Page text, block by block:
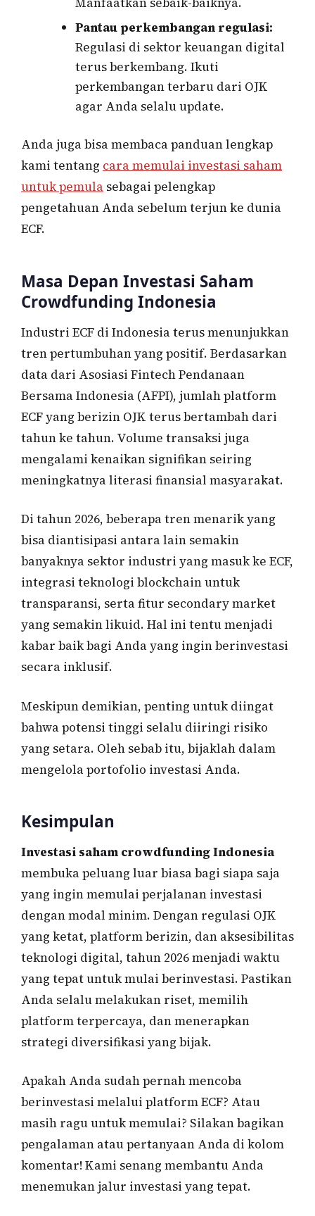
Pantau perkembangan regulasi:
Regulasi di sektor keuangan digital
terus berkembang. Ikuti
perkembangan terbaru dari OJK
agar Anda selalu update.
Anda juga bisa membaca panduan lengkap
kami tentang cara memulai investasi saham
untuk pemula sebagai pelengkap
pengetahuan Anda sebelum terjun ke dunia
ECF.
Masa Depan Investasi Saham
Crowdfunding Indonesia
Industri ECF di Indonesia terus menunjukkan
tren pertumbuhan yang positif. Berdasarkan
data dari Asosiasi Fintech Pendanaan
Bersama Indonesia (AFPI), jumlah platform
ECF yang berizin OJK terus bertambah dari
tahun ke tahun. Volume transaksi juga
mengalami kenaikan signifikan seiring
meningkatnya literasi finansial masyarakat.
Di tahun 2026, beberapa tren menarik yang
bisa diantisipasi antara lain semakin
banyaknya sektor industri yang masuk ke ECF,
integrasi teknologi blockchain untuk
transparansi, serta fitur secondary market
yang semakin likuid. Hal ini tentu menjadi
kabar baik bagi Anda yang ingin berinvestasi
secara inklusif.
Meskipun demikian, penting untuk diingat
bahwa potensi tinggi selalu diiringi risiko
yang setara. Oleh sebab itu, bijaklah dalam
mengelola portofolio investasi Anda.
Kesimpulan
Investasi saham crowdfunding Indonesia
membuka peluang luar biasa bagi siapa saja
yang ingin memulai perjalanan investasi
dengan modal minim. Dengan regulasi OJK
yang ketat, platform berizin, dan aksesibilitas
teknologi digital, tahun 2026 menjadi waktu
yang tepat untuk mulai berinvestasi. Pastikan
Anda selalu melakukan riset, memilih
platform terpercaya, dan menerapkan
strategi diversifikasi yang bijak.
Apakah Anda sudah pernah mencoba
berinvestasi melalui platform ECF? Atau
masih ragu untuk memulai? Silakan bagikan
pengalaman atau pertanyaan Anda di kolom
komentar! Kami senang membantu Anda
menemukan jalur investasi yang tepat.